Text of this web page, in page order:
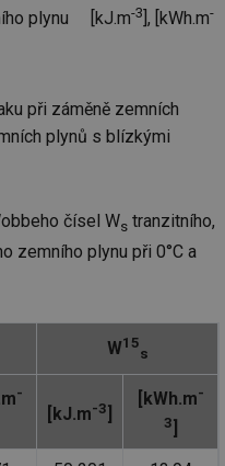
plynu [kJ.m-3 ], [kWh.m-
při záměně zemních
plynů s blízkými
čísel Ws tranzitního,
zemního plynu při 0°C a
W15
s
-
[kJ.m-3]
[kWh.m-
3]